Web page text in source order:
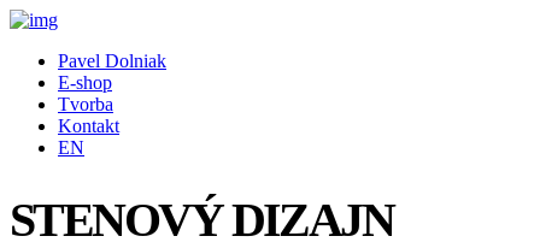
Pavel Dolniak
E-shop
Tvorba
Kontakt
EN
STENOVÝ DIZAJN